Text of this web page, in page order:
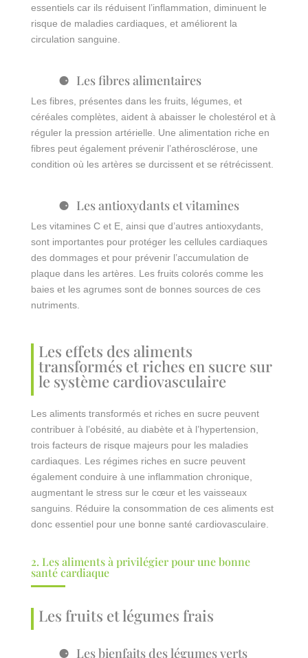
essentiels car ils réduisent l’inflammation, diminuent le
risque de maladies cardiaques, et améliorent la
circulation sanguine.
Les fibres alimentaires
Les fibres, présentes dans les fruits, légumes, et
céréales complètes, aident à abaisser le cholestérol et à
réguler la pression artérielle. Une alimentation riche en
fibres peut également prévenir l’athérosclérose, une
condition où les artères se durcissent et se rétrécissent.
Les antioxydants et vitamines
Les vitamines C et E, ainsi que d’autres antioxydants,
sont importantes pour protéger les cellules cardiaques
des dommages et pour prévenir l’accumulation de
plaque dans les artères. Les fruits colorés comme les
baies et les agrumes sont de bonnes sources de ces
nutriments.
Les effets des aliments
transformés et riches en sucre sur
le système cardiovasculaire
Les aliments transformés et riches en sucre peuvent
contribuer à l’obésité, au diabète et à l’hypertension,
trois facteurs de risque majeurs pour les maladies
cardiaques. Les régimes riches en sucre peuvent
également conduire à une inflammation chronique,
augmentant le stress sur le cœur et les vaisseaux
sanguins. Réduire la consommation de ces aliments est
donc essentiel pour une bonne santé cardiovasculaire.
2. Les aliments à privilégier pour une bonne
santé cardiaque
Les fruits et légumes frais
Les bienfaits des légumes verts